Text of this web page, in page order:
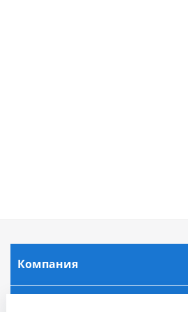
Компания